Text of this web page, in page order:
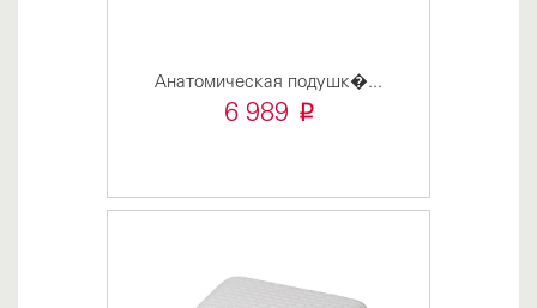
Анатомическая подушк�...
6 989 i